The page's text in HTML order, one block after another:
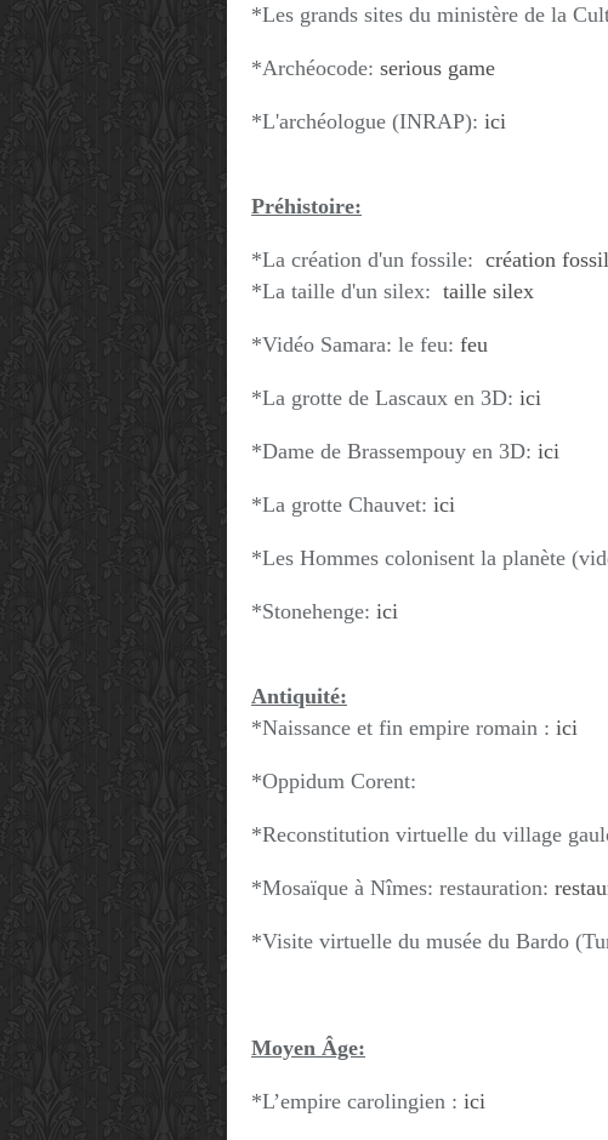
*Les grands sites du ministère de la
*Archéocode: serious game
*L'archéologue (INRAP): ici
Préhistoire:
*La création d'un fossile: création
*La taille d'un silex: taille silex
*Vidéo Samara: le feu: feu
*La grotte de Lascaux en 3D: ici
*Dame de Brassempouy en 3D: ici
*La grotte Chauvet: ici
*Les Hommes colonisent la planète
*Stonehenge: ici
Antiquité:
*Naissance et fin empire romain : ici
*Oppidum Corent:
*Reconstitution virtuelle du village
*Mosaïque à Nîmes: restauration:
*Visite virtuelle du musée du Bardo
Moyen Âge:
*L’empire carolingien : ici